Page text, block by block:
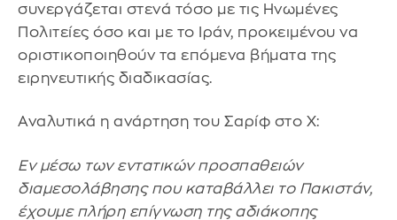
συνεργάζεται στενά τόσο με τις Ηνωμένες
Πολιτείες όσο και με το Ιράν, προκειμένου να
οριστικοποιηθούν τα επόμενα βήματα της
ειρηνευτικής διαδικασίας.
Αναλυτικά η ανάρτηση του Σαρίφ στο X:
Εν μέσω των εντατικών προσπαθειών
διαμεσολάβησης που καταβάλλει το Πακιστάν,
έχουμε πλήρη επίγνωση της αδιάκοπης